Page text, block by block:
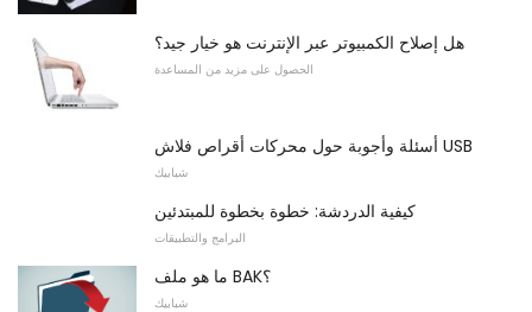
هل إصلاح الكمبيوتر عبر الإنترنت هو خيار جيد؟
الحصول على مزيد من المساعدة
أسئلة وأجوبة حول محركات أقراص فلاش USB
شبابيك
كيفية الدردشة: خطوة بخطوة للمبتدئين
البرامج والتطبيقات
ما هو ملف BAK؟
شبابيك